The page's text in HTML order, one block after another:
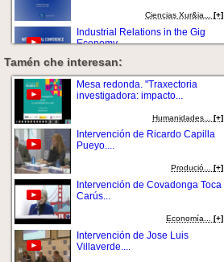
Ciencias Xur&ia...[+]
Industrial Relations in the Gig
Economy...
Technological Revolution and key
issues around the...
Ciencias Xur&ia...[+]
Special Closing session. ICT and
labour market: reflections...
Ciencias Xur&ia...[+]
V.O. Opening Session...
Ciencias Xur&ia...[+]
V.O. The current technological
challenges and the future...
Tamén che interesan:
Mesa redonda. "Traxectoria
investigadora: impacto...
Humanidades...[+]
Intervención de Ricardo Capilla
Pueyo....
Produció... [+]
Intervención de Covadonga Toca
Carús...
Economía...[+]
Intervención de Jose Luis
Villaverde....